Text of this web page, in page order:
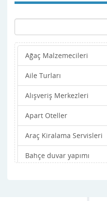
Ağaç Malzemecileri
Aile Turları
Alışveriş Merkezleri
Apart Oteller
Araç Kiralama Servisleri
Bahçe duvar yapımı